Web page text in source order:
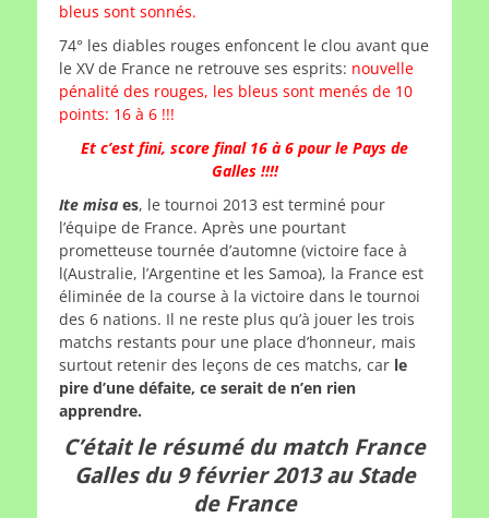
bleus sont sonnés.
74° les diables rouges enfoncent le clou avant que
le XV de France ne retrouve ses esprits: nouvelle
pénalité des rouges, les bleus sont menés de 10
points: 16 à 6 !!!
Et c’est fini, score final 16 à 6 pour le Pays de
Galles !!!!
Ite misa es, le tournoi 2013 est terminé pour
l’équipe de France. Après une pourtant
prometteuse tournée d’automne (victoire face à
l(Australie, l’Argentine et les Samoa), la France est
éliminée de la course à la victoire dans le tournoi
des 6 nations. Il ne reste plus qu’à jouer les trois
matchs restants pour une place d’honneur, mais
surtout retenir des leçons de ces matchs, car le
pire d’une défaite, ce serait de n’en rien
apprendre.
C’était le résumé du match France
Galles du 9 février 2013 au Stade
de France